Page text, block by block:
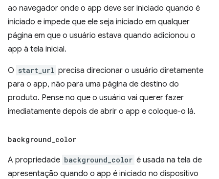
ao navegador onde o app deve ser iniciado quando é
iniciado e impede que ele seja iniciado em qualquer
página em que o usuário estava quando adicionou o
app à tela inicial.
O start_url precisa direcionar o usuário diretamente
para o app, não para uma página de destino do
produto. Pense no que o usuário vai querer fazer
imediatamente depois de abrir o app e coloque-o lá.
background_color
A propriedade background_color é usada na tela de
apresentação quando o app é iniciado no dispositivo